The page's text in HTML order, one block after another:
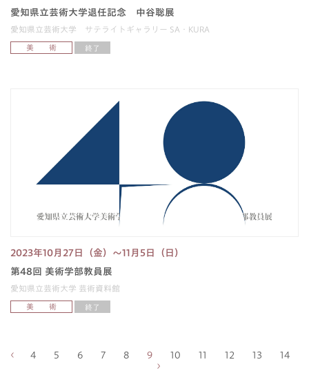
愛知県立芸術大学退任記念 中谷聡展
愛知県立芸術大学 サテライトギャラリー SA・KURA
美 術 終了
2023年10月27日（金）〜11月5日（日）
第48回 美術学部教員展
愛知県立芸術大学 芸術資料館
美 術 終了
4 5 6 7 8 9 10 11 12 13 14